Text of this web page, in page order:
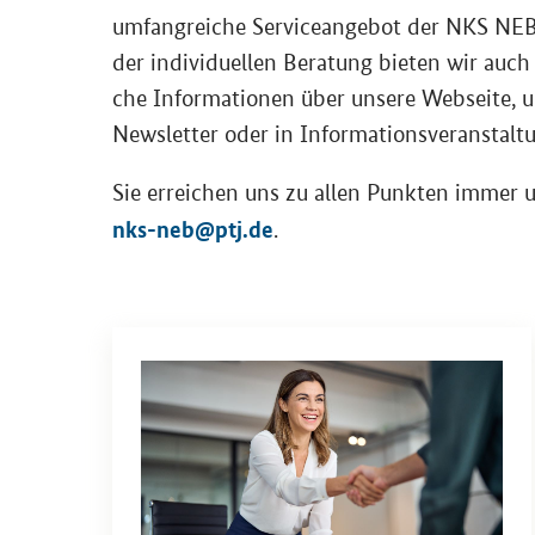
um­fang­rei­che Ser­vice­an­ge­bot der NKS
der in­di­vi­du­el­len Be­ra­tung bie­ten wir
che In­for­ma­tio­nen über un­se­re Web­sei­te,
News­let­ter oder in
Sie er­rei­chen uns zu allen Punk­ten immer
nks-​neb@ptj.de.